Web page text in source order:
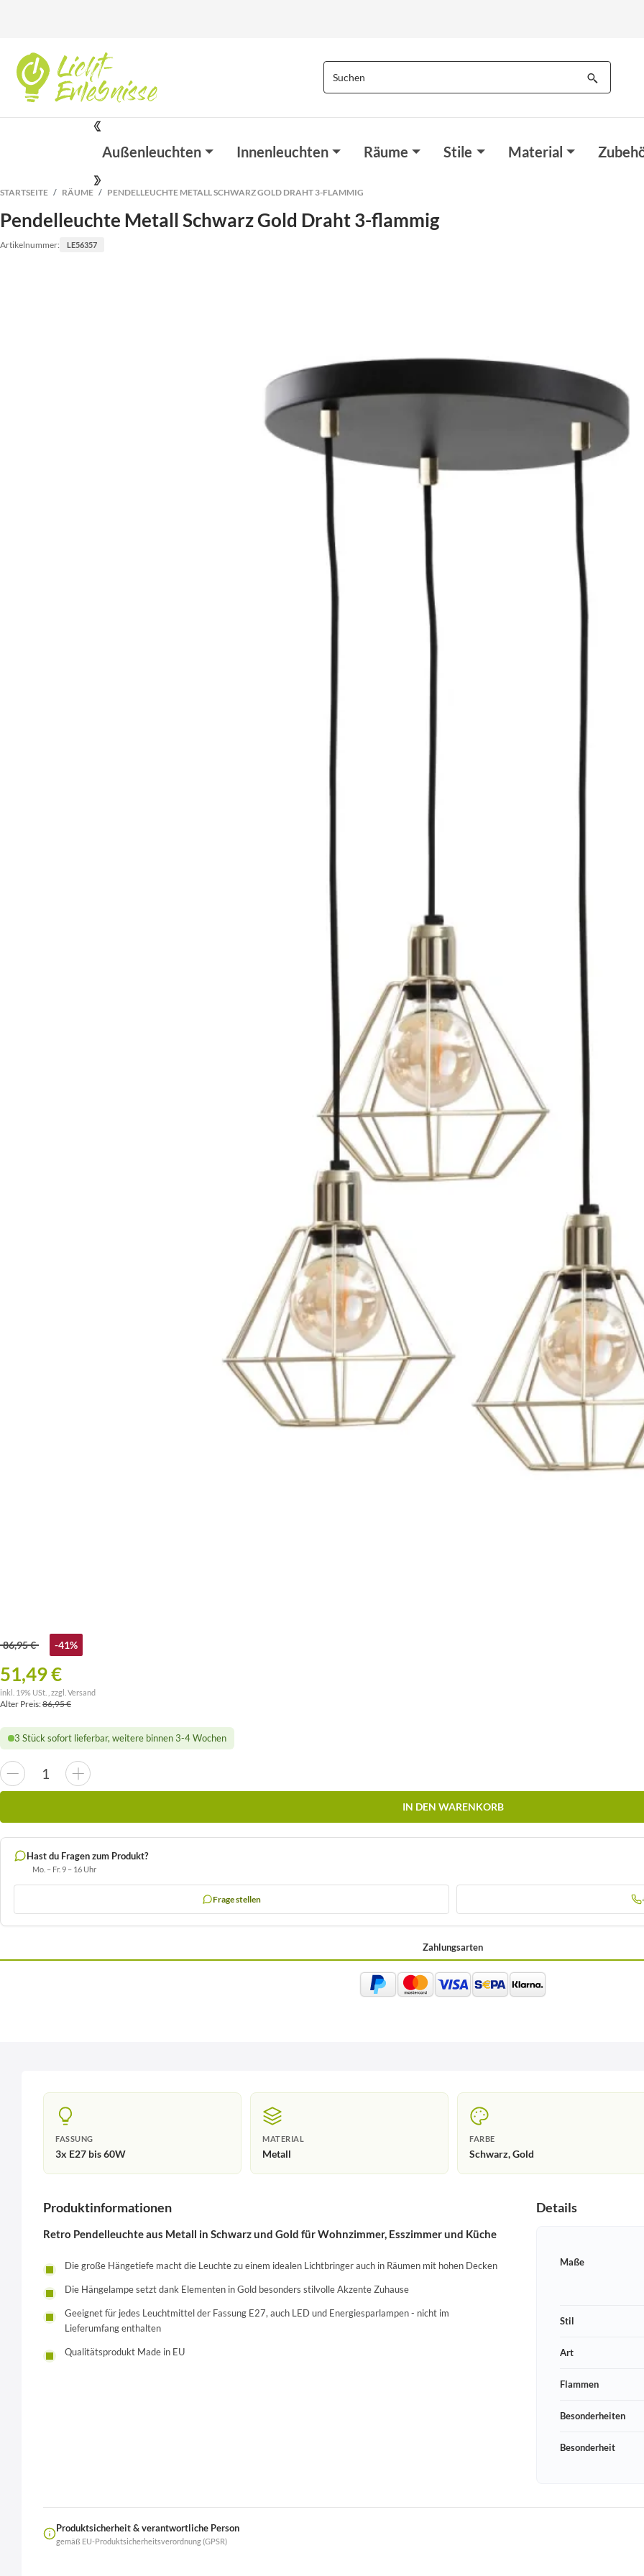
Außenleuchten Innenleuchten Räume Stile Material
STARTSEITE RÄUME PENDELLEUCHTE METALL SCHWARZ GOLD DRAHT 3-FLAMMIG
Pendelleuchte Metall Schwarz Gold Draht 3-flammig
Artikelnummer: LE56357
86,95 € -41%
51,49 €
inkl. 19% USt. , zzgl. Versand
Alter Preis:86,95 €
3 Stück sofort lieferbar, weitere binnen 3-4 Wochen
IN DEN WARENKORB
Hast du Fragen zum Produkt?
Mo. – Fr. 9 – 16 Uhr
Frage stellen
Zahlungsarten
FASSUNG
3x E27 bis 60W
MATERIAL
Metall
FARBE
Schwarz, Gold
Produktinformationen
Retro Pendelleuchte aus Metall in Schwarz und Gold für Wohnzimmer, Esszimmer und Küche
Die große Hängetiefe macht die Leuchte zu einem idealen Lichtbringer auch in Räumen mit hohen Decken
Die Hängelampe setzt dank Elementen in Gold besonders stilvolle Akzente Zuhause
Geeignet für jedes Leuchtmittel der Fassung E27, auch LED und Energiesparlampen - nicht im
Lieferumfang enthalten
Qualitätsprodukt Made in EU
Details
Maße
Stil
Art
Flammen
Besonderheiten
Besonderheit
Produktsicherheit & verantwortliche Person
gemäß EU-Produktsicherheitsverordnung (GPSR)